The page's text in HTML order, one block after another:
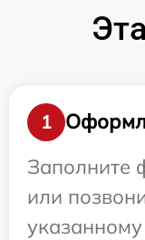
1
Заполните
или